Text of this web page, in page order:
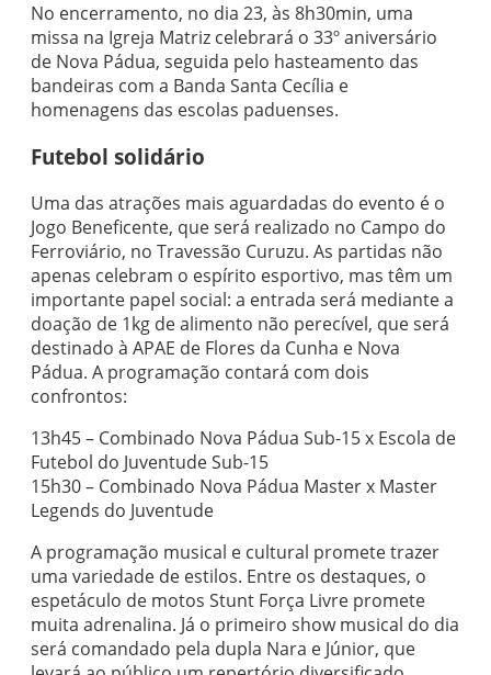
No encerramento, no dia 23, às 8h30min, uma
missa na Igreja Matriz celebrará o 33º aniversário
de Nova Pádua, seguida pelo hasteamento das
bandeiras com a Banda Santa Cecília e
homenagens das escolas paduenses.
Futebol solidário
Uma das atrações mais aguardadas do evento é o
Jogo Beneficente, que será realizado no Campo do
Ferroviário, no Travessão Curuzu. As partidas não
apenas celebram o espírito esportivo, mas têm um
importante papel social: a entrada será mediante a
doação de 1kg de alimento não perecível, que será
destinado à APAE de Flores da Cunha e Nova
Pádua. A programação contará com dois
confrontos:
13h45 – Combinado Nova Pádua Sub-15 x Escola de
Futebol do Juventude Sub-15
15h30 – Combinado Nova Pádua Master x Master
Legends do Juventude
A programação musical e cultural promete trazer
uma variedade de estilos. Entre os destaques, o
espetáculo de motos Stunt Força Livre promete
muita adrenalina. Já o primeiro show musical do dia
será comandado pela dupla Nara e Júnior, que